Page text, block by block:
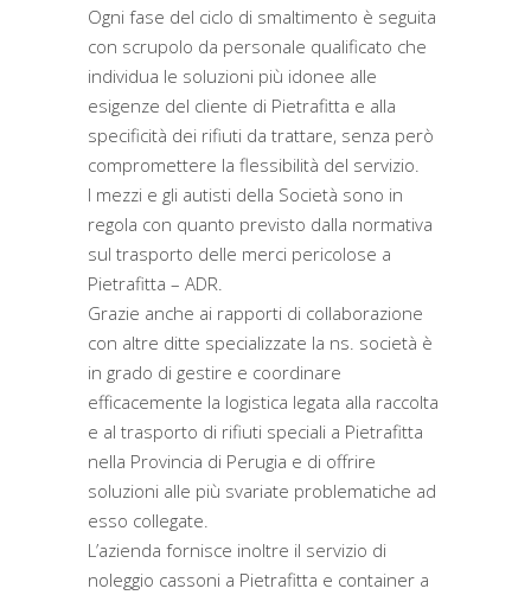
Ogni fase del ciclo di smaltimento è seguita
con scrupolo da personale qualificato che
individua le soluzioni più idonee alle
esigenze del cliente di Pietrafitta e alla
specificità dei rifiuti da trattare, senza però
compromettere la flessibilità del servizio.
I mezzi e gli autisti della Società sono in
regola con quanto previsto dalla normativa
sul trasporto delle merci pericolose a
Pietrafitta – ADR.
Grazie anche ai rapporti di collaborazione
con altre ditte specializzate la ns. società è
in grado di gestire e coordinare
efficacemente la logistica legata alla raccolta
e al trasporto di rifiuti speciali a Pietrafitta
nella Provincia di Perugia e di offrire
soluzioni alle più svariate problematiche ad
esso collegate.
L’azienda fornisce inoltre il servizio di
noleggio cassoni a Pietrafitta e container a